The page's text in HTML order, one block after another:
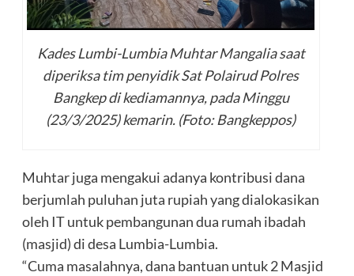
Kades Lumbi-Lumbia Muhtar Mangalia saat
diperiksa tim penyidik Sat Polairud Polres
Bangkep di kediamannya, pada Minggu
(23/3/2025) kemarin. (Foto: Bangkeppos)
Muhtar juga mengakui adanya kontribusi dana
berjumlah puluhan juta rupiah yang dialokasikan
oleh IT untuk pembangunan dua rumah ibadah
(masjid) di desa Lumbia-Lumbia.
“Cuma masalahnya, dana bantuan untuk 2 Masjid